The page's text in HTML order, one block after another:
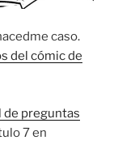
caso.
del cómic de
de preguntas
7 en